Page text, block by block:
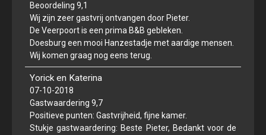
Beoordeling 9,1
Wij zijn zeer gastvrij ontvangen door Pieter.
De Veerpoort is een prima B&B gebleken.
Doesburg een mooi Hanzestadje met aardige mensen.
Wij komen graag nog eens terug.
Yorick en Katerina
07-10-2018
Gastwaardering 9,7
Positieve punten: Gastvrijheid, fijne kamer.
Stukje gastwaardering: Beste Pieter, Bedankt voor de